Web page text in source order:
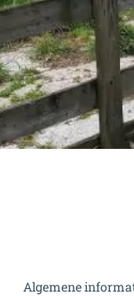
Algemene